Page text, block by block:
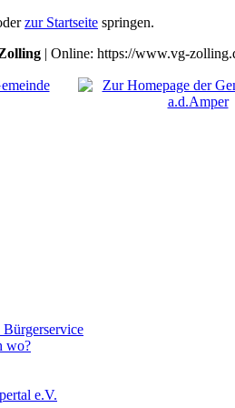
zur Startseite springen.
| Online: https://www.vg-
wo?
e.V.